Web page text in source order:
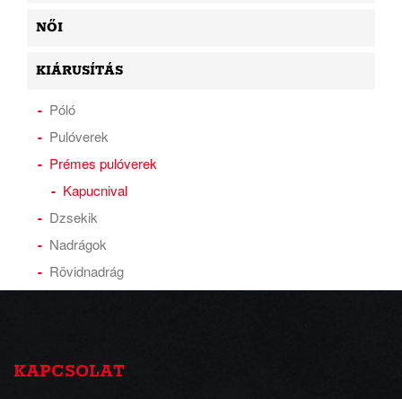
NŐI
KIÁRUSÍTÁS
Póló
Pulóverek
Prémes pulóverek
Kapucnival
Dzsekik
Nadrágok
Rövidnadrág
KAPCSOLAT